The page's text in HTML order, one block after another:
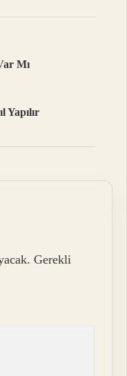
Mı
Yapılır
Gerekli